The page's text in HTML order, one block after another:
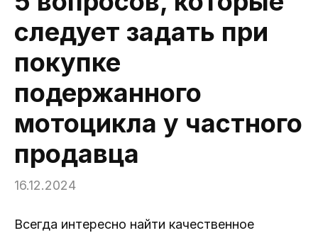
следует задать при
покупке
подержанного
мотоцикла у частного
продавца
16.12.2024
Всегда интересно найти качественное